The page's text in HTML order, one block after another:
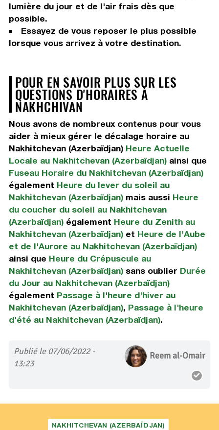
lumière du jour et de l'air frais dès que
possible.
Essayez de vous reposer le plus possible
lorsque vous arrivez à votre destination.
POUR EN SAVOIR PLUS SUR LES
QUESTIONS D'HORAIRES À
NAKHCHIVAN
Nous avons de nombreux contenus pour vous
aider à mieux gérer le décalage horaire au
Nakhitchevan (Azerbaïdjan) Heure Actuelle
Locale au Nakhitchevan (Azerbaïdjan)ainsi que
Fuseau Horaire du Nakhitchevan (Azerbaïdjan)
également Heure du lever du soleil au
Nakhitchevan (Azerbaïdjan)mais aussi Heure
du coucher du soleil au Nakhitchevan
(Azerbaïdjan)également Heure du Zenith au
Nakhitchevan (Azerbaïdjan)et Heure de l'Aube
et de l'Aurore au Nakhitchevan (Azerbaïdjan)
ainsi que Heure du Crépuscule au
Nakhitchevan (Azerbaïdjan)sans oublier Durée
du Jour au Nakhitchevan (Azerbaïdjan)
également Passage à l'heure d'hiver au
Nakhitchevan (Azerbaïdjan), Passage à l'heure
d'été au Nakhitchevan (Azerbaïdjan).
Publié le 07/06/2022 -
13:23
Reem al-Omair
NAKHITCHEVAN (AZERBAÏDJAN)